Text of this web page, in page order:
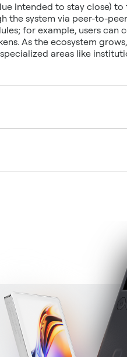
intended to stay close) to
the system via peer-to-
for example, users can
As the ecosystem
areas like